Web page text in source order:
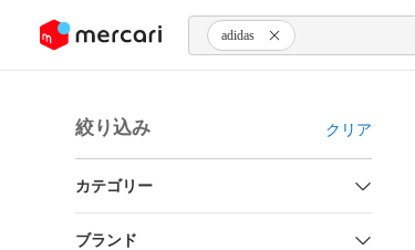
ツにスキップ adidas
絞り込み クリア
カテゴリー
ブランド